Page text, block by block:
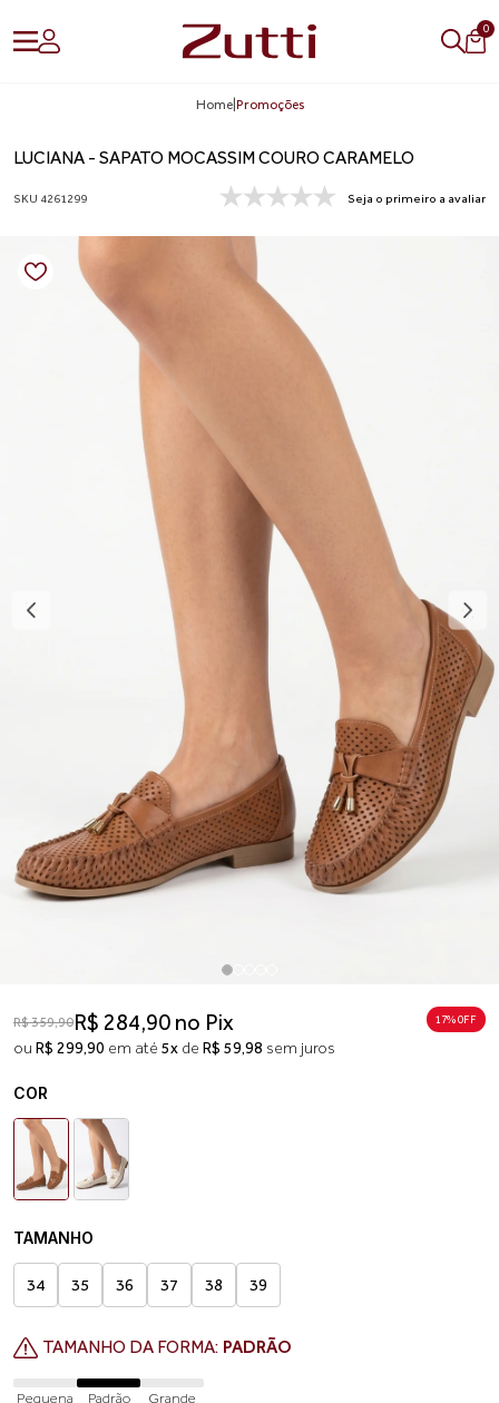
0
Home| Promoções
LUCIANA - SAPATO MOCASSIM COURO CARAMELO
SKU 4261299 Seja o primeiro a avaliar
R$ 359,90R$ 284,90 no Pix
ou R$ 299,90 em até 5x de R$ 59,98 sem juros
17% 0FF
COR
TAMANHO
34 35 36 37 38 39
TAMANHO DA FORMA: PADRÃO
Pequena Padrão
Grande